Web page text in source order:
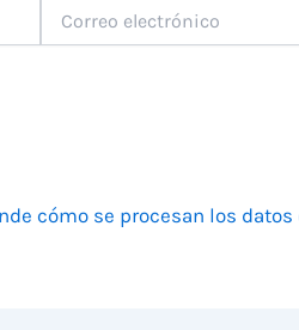
electrónico
cómo se procesan los